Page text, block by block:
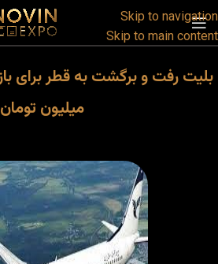
Skip to navigation
Skip to main content
میلیون تومان